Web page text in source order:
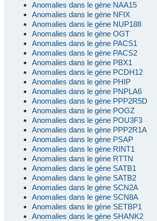
Anomalies dans le gène NAA15
Anomalies dans le gène NFIX
Anomalies dans le gène NUP188
Anomalies dans le gène OGT
Anomalies dans le gène PACS1
Anomalies dans le gène PACS2
Anomalies dans le gène PBX1
Anomalies dans le gène PCDH12
Anomalies dans le gène PHIP
Anomalies dans le gène PNPLA6
Anomalies dans le gène PPP2R5D
Anomalies dans le gène POGZ
Anomalies dans le gène POU3F3
Anomalies dans le gène PPP2R1A
Anomalies dans le gène PSAP
Anomalies dans le gène RINT1
Anomalies dans le gène RTTN
Anomalies dans le gène SATB1
Anomalies dans le gène SATB2
Anomalies dans le gène SCN2A
Anomalies dans le gène SCN8A
Anomalies dans le gène SETBP1
Anomalies dans le gène SHANK2